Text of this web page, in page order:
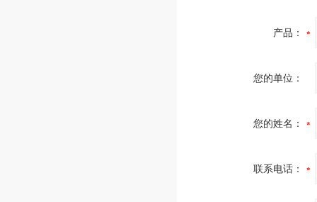
产品：
您的单位：
您的姓名：
联系电话：